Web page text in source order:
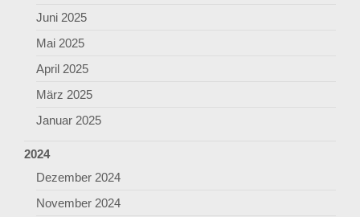
Juni 2025
Mai 2025
April 2025
März 2025
Januar 2025
2024
Dezember 2024
November 2024